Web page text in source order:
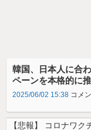
韓国、日本人に合
ペーンを本格的に推
2025/06/02 15:38 コメ
【悲報】 コロナワク